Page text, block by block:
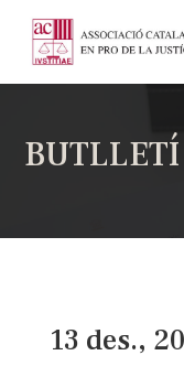
13 des.,